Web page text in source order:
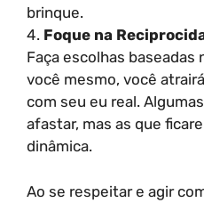
brinque.
4. Foque na
Faça escolhas
você mesmo, você
com seu eu real.
afastar, mas as que
dinâmica.
Ao se respeitar e agir